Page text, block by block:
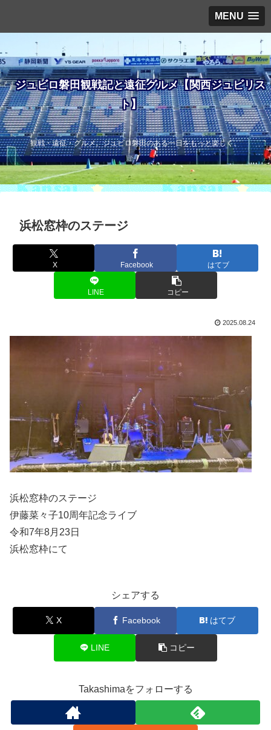
MENU
ジュビロ磐田観戦記と遠征グルメ【関西ジュビリス
ト】
観戦・遠征・グルメ。ジュビロ磐田のある一日をもっと楽しく。
浜松窓枠のステージ
X Facebook はてブ
LINE コピー
2025.08.24
浜松窓枠のステージ
伊藤菜々子10周年記念ライブ
令和7年8月23日
浜松窓枠にて
シェアする
X Facebook はてブ
LINE コピー
Takashimaをフォローする